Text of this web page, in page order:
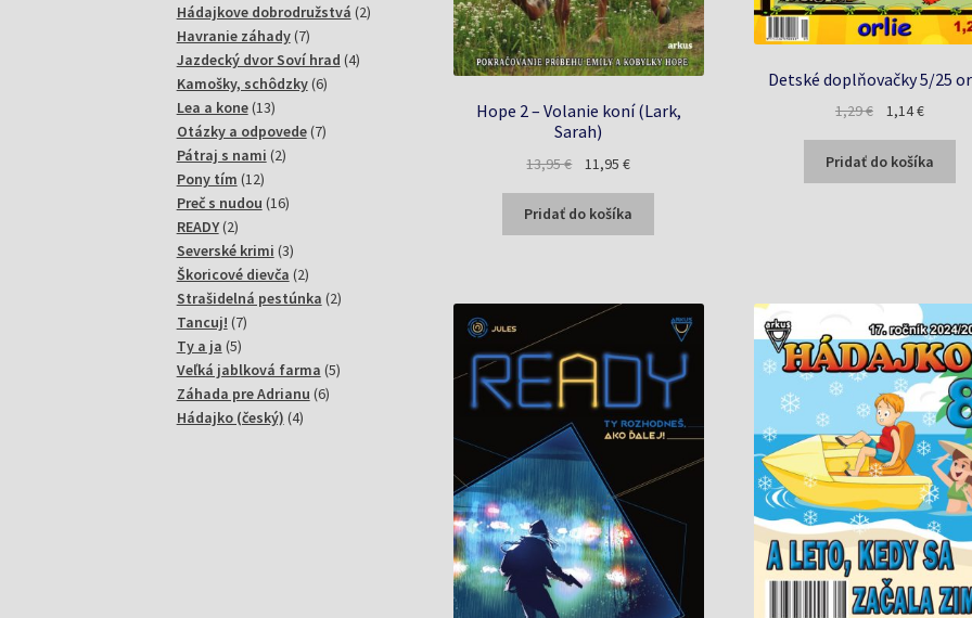
Hope 2 – Volanie koní (Lark,
Sarah)
13,95€
Pôvodná
bola:
13,95 €.
11,95€Aktuálna
je:
11,95 €.
Pridať do košíka
Detské doplňovačky 5/25
1,29€
Pôvodná
bola:
1,29 €.
1,14€Aktuálna
je:
1,14 €.
Pridať do košíka
produktov
Hádajkove dobrodružstvá 22
Havranie záhady 77
produktov
Jazdecký dvor Soví hrad 44
Kamošky, schôdzky 66
Lea a kone 1313
produktov
Otázky a odpovede 77
Pátraj s nami 22
Pony tím 1212
produktov
Preč s nudou 1616
READY 22
produkty
Severské krimi 33
produkty
Škoricové dievča 22
produkty
Strašidelná pestúnka 22
Tancuj! 77
Ty a ja 55
produktov
Veľká jablková farma 55
Záhada pre Adrianu 66
Hádajko (český) 44